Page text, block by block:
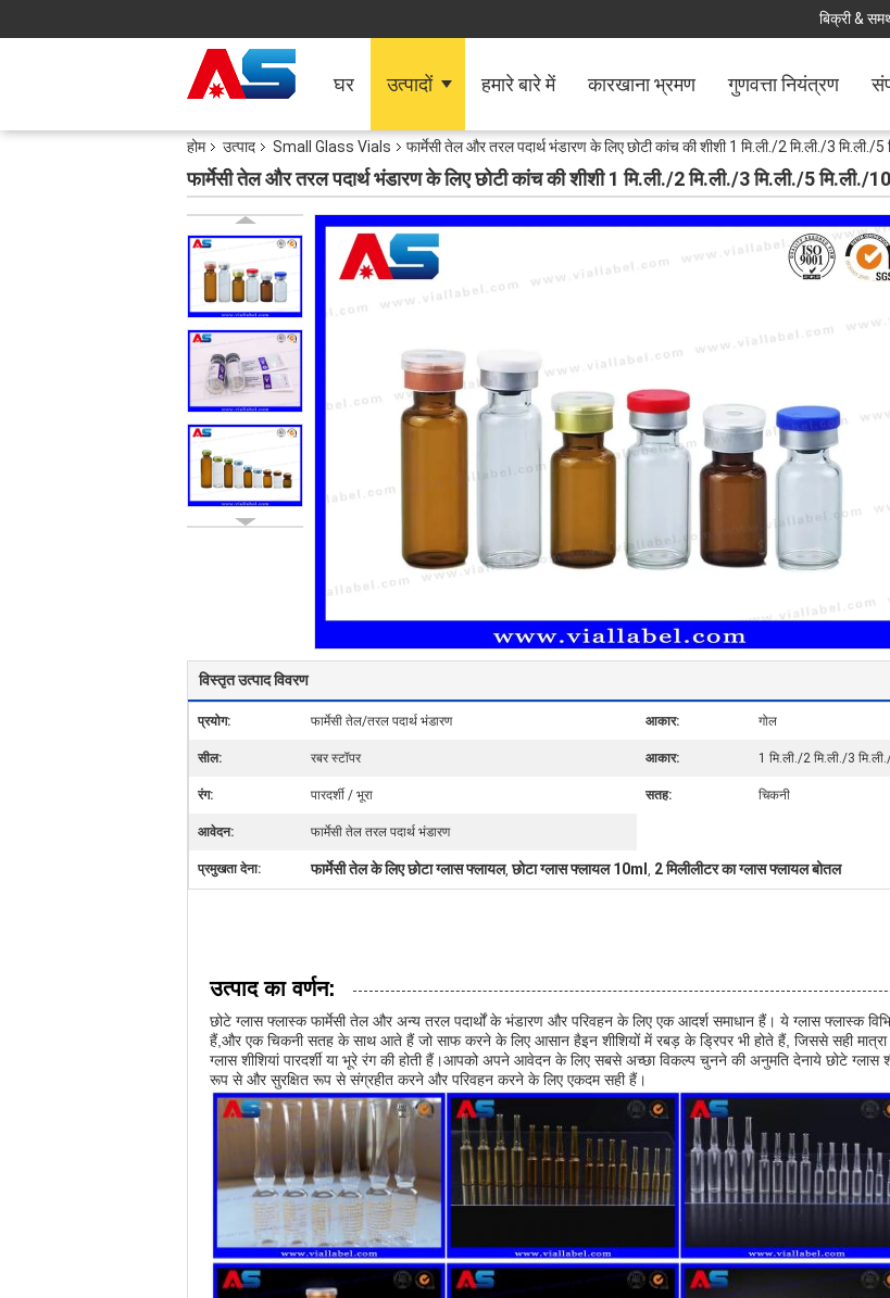
बिक्री &
घर उत्पादों हमारे बारे में कारखाना भ्रमण गुणवत्ता नियंत्रण
होम उत्पाद Small Glass Vials फार्मेसी तेल और तरल पदार्थ भंडारण के लिए छोटी कांच की शीशी 1 मि.ली./2 मि.ली./3 मि.ली./5
फार्मेसी तेल और तरल पदार्थ भंडारण के लिए छोटी कांच की शीशी 1 मि.ली./2 मि.ली./3 मि.ली./5 मि.ली./
विस्तृत उत्पाद विवरण
प्रयोग: फार्मेसी तेल/तरल पदार्थ भंडारण आकार: गोल
सील: रबर स्टॉपर आकार: 1 मि.ली./2 मि.ली./3
रंग: पारदर्शी / भूरा सतह: चिकनी
आवेदन: फार्मेसी तेल तरल पदार्थ भंडारण
प्रमुखता देना: फार्मेसी तेल के लिए छोटा ग्लास फ्लायल,छोटा ग्लास फ्लायल 10ml , 2 मिलीलीटर का ग्लास फ्लायल बोतल
उत्पाद का वर्णन:
छोटे ग्लास फ्लास्क फार्मेसी तेल और अन्य तरल पदार्थों के भंडारण और परिवहन के लिए एक आदर्श समाधान हैं। ये ग्लास फ्लास्क
हैं,और एक चिकनी सतह के साथ आते हैं जो साफ करने के लिए आसान हैइन शीशियों में रबड़ के ड्रिपर भी होते हैं, जिससे सही मात्रा
ग्लास शीशियां पारदर्शी या भूरे रंग की होती हैं।आपको अपने आवेदन के लिए सबसे अच्छा विकल्प चुनने की अनुमति देनाये छोटे ग्लास
रूप से और सुरक्षित रूप से संग्रहीत करने और परिवहन करने के लिए एकदम सही हैं।